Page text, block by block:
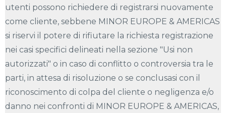
utenti possono richiedere di registrarsi nuovamente
come cliente, sebbene MINOR EUROPE & AMERICAS
si riservi il potere di rifiutare la richiesta registrazione
nei casi specifici delineati nella sezione "Usi non
autorizzati" o in caso di conflitto o controversia tra le
parti, in attesa di risoluzione o se conclusasi con il
riconoscimento di colpa del cliente o negligenza e/o
danno nei confronti di MINOR EUROPE & AMERICAS,